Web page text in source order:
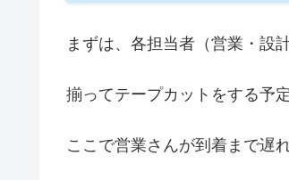
まずは、各担当者（営業・設
揃ってテープカットをする予定
ここで営業さんが到着まで遅